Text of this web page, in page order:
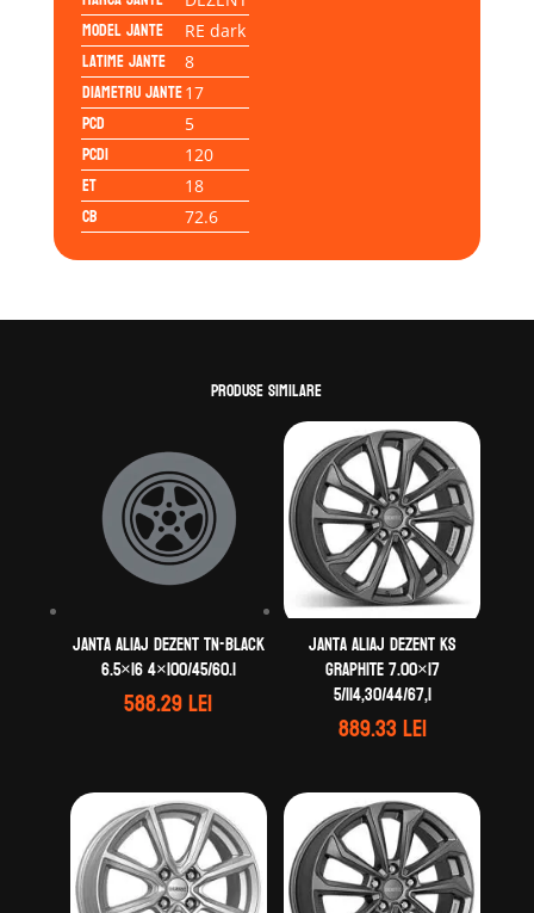
Model jante RE dark
Latime jante 8
Diametru jante17
PCD 5
PCD1 120
ET 18
CB 72.6
Produse similare
Janta aliaj DEZENT TN-black
6.5×16 4×100/45/60.1
588.29lei
Janta aliaj DEZENT KS
graphite 7.00×17
5/114,30/44/67,1
889.33lei